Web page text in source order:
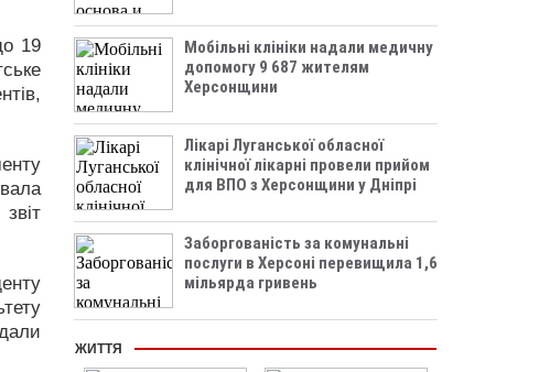
19
Мобільні клініки надали медичну
допомогу 9 687 жителям
Херсонщини
Лікарі Луганської обласної
клінічної лікарні провели прийом
для ВПО з Херсонщини у Дніпрі
Заборгованість за комунальні
послуги в Херсоні перевищила 1,6
мільярда гривень
ЖИТТЯ